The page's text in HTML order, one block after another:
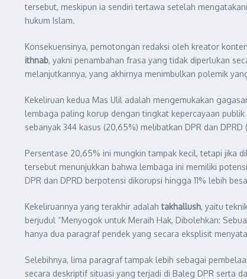
tersebut, meskipun ia sendiri tertawa setelah
hukum Islam.
Konsekuensinya, pemotongan redaksi oleh kreator
ithnab, yakni penambahan frasa yang tidak diperlukan
melanjutkannya, yang akhirnya menimbulkan polemik
Kekeliruan kedua Mas Ulil adalah mengemukakan
lembaga paling korup dengan tingkat kepercayaan
sebanyak 344 kasus (20,65%) melibatkan DPR dan DPRD
Persentase 20,65% ini mungkin tampak kecil, tetapi jika
tersebut menunjukkan bahwa lembaga ini memiliki
DPR dan DPRD berpotensi dikorupsi hingga 11% lebih
Kekeliruannya yang terakhir adalahtakhallush, yaitu
berjudul “Menyogok untuk Meraih Hak, Dibolehkan:
hanya dua paragraf pendek yang secara eksplisit
Selebihnya, lima paragraf tampak lebih sebagai
secara deskriptif situasi yang terjadi di Baleg DPR serta